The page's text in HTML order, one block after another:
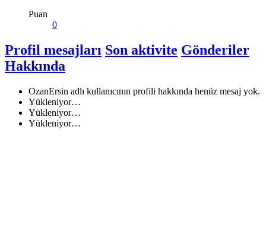
Puan
0
Profil mesajları Son aktivite Gönderiler
Hakkında
OzanErsin adlı kullanıcının profili hakkında henüz mesaj yok.
Yükleniyor…
Yükleniyor…
Yükleniyor…